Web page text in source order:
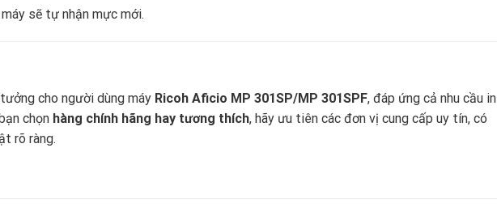
sẽ tự nhận mực mới.
cho người dùng máy Ricoh Aficio MP 301SP/MP 301SPF, đáp ứng cả nhu cầu in
chọn hàng chính hãng hay tương thích, hãy ưu tiên các đơn vị cung cấp uy tín, có
rõ ràng.